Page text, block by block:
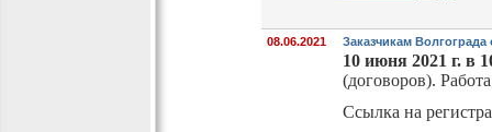
08.06.2021 Заказчикам
10 июня 2021 г. в
(договоров).
Ссылка на